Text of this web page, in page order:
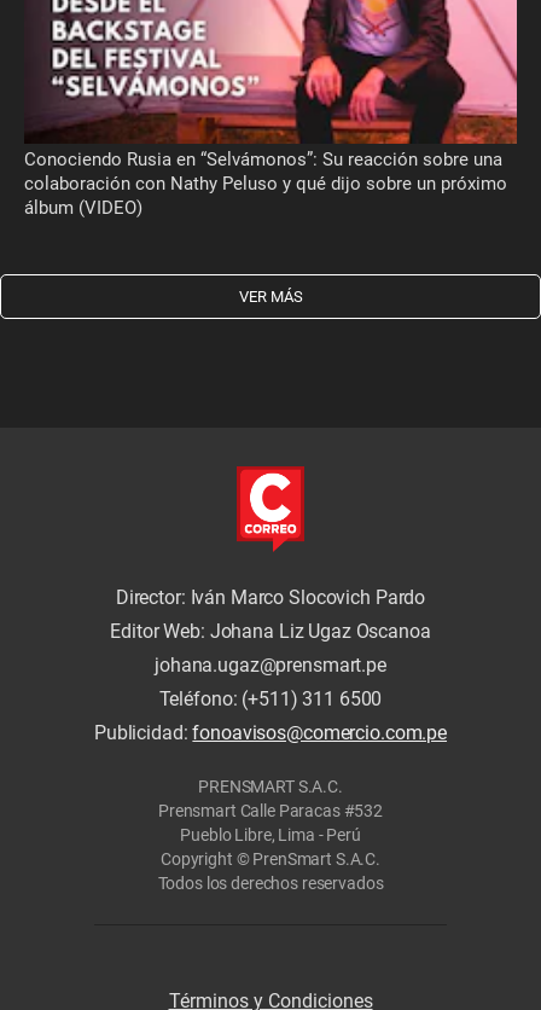
Conociendo Rusia en “Selvámonos”: Su reacción sobre una
colaboración con Nathy Peluso y qué dijo sobre un próximo
álbum (VIDEO)
VER MÁS
Director: Iván Marco Slocovich Pardo
Editor Web: Johana Liz Ugaz Oscanoa
johana.ugaz@prensmart.pe
Teléfono: (+511) 311 6500
Publicidad:fonoavisos@comercio.com.pe
PRENSMART S.A.C.
Prensmart Calle Paracas #532
Pueblo Libre, Lima - Perú
Copyright © PrenSmart S.A.C.
Todos los derechos reservados
Términos y Condiciones